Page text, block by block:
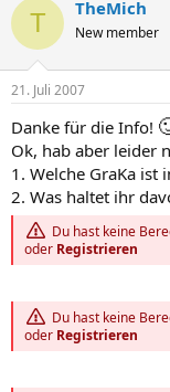
t
l
l
e
t
e
l
m
T TheMich
New member
21. Juli 2007
Danke für die Info!
Ok, hab aber leider
1. Welche GraKa ist
2. Was haltet ihr
Du hast keine
oder Registrieren
Du hast keine
oder Registrieren